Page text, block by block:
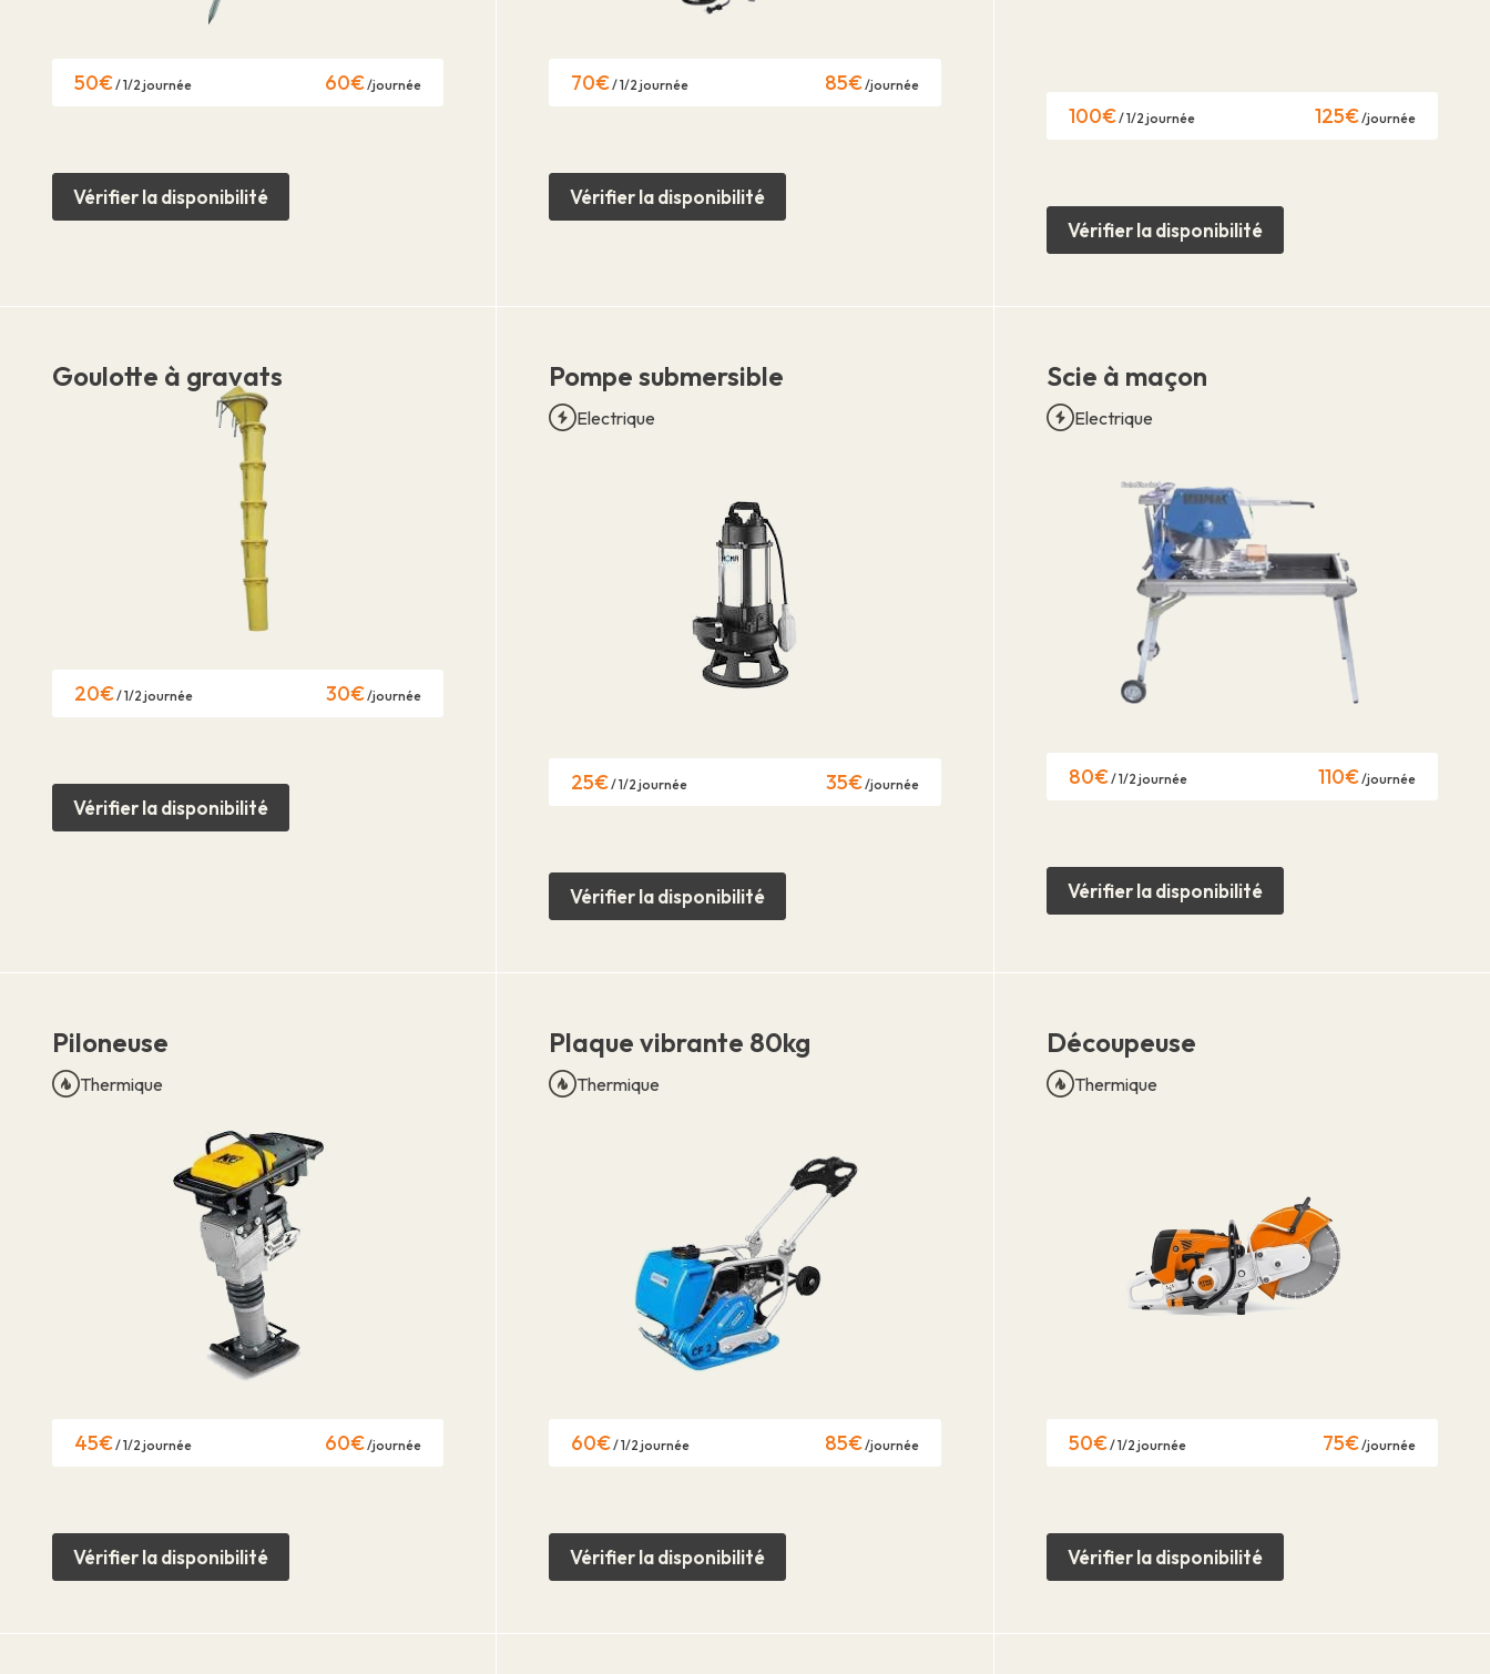
50€/ 1/2 journée 60€/journée
Vérifier la disponibilité
70€/ 1/2 journée 85€/journée
Vérifier la disponibilité
100€/ 1/2 journée 125€/journée
Vérifier la disponibilité
Goulotte à gravats
20€/ 1/2 journée 30€/journée
Vérifier la disponibilité
Pompe submersible
Electrique
25€/ 1/2 journée 35€/journée
Vérifier la disponibilité
Scie à maçon
Electrique
80€/ 1/2 journée 110€/journée
Vérifier la disponibilité
Piloneuse
Thermique
45€/ 1/2 journée 60€/journée
Vérifier la disponibilité
Plaque vibrante 80kg
Thermique
60€/ 1/2 journée 85€/journée
Vérifier la disponibilité
Découpeuse
Thermique
50€/ 1/2 journée 75€/journée
Vérifier la disponibilité